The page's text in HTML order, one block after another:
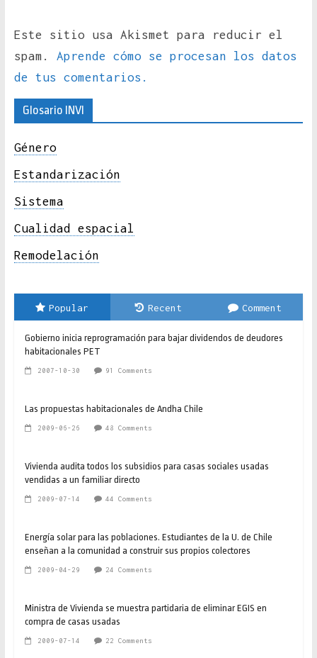
Este sitio usa Akismet para reducir el
spam. Aprende cómo se procesan los datos
de tus comentarios.
Glosario INVI
Género
Estandarización
Sistema
Cualidad espacial
Remodelación
Popular Recent Comment
Gobierno inicia reprogramación para bajar dividendos de deudores
habitacionales PET
2007-10-30 91 Comments
Las propuestas habitacionales de Andha Chile
2009-06-26 48 Comments
Vivienda audita todos los subsidios para casas sociales usadas
vendidas a un familiar directo
2009-07-14 44 Comments
Energía solar para las poblaciones. Estudiantes de la U. de Chile
enseñan a la comunidad a construir sus propios colectores
2009-04-29 24 Comments
Ministra de Vivienda se muestra partidaria de eliminar EGIS en
compra de casas usadas
2009-07-14 22 Comments